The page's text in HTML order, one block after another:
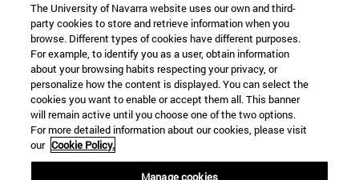
The University of Navarra website uses our own and third-
party cookies to store and retrieve information when you
browse. Different types of cookies have different purposes.
For example, to identify you as a user, obtain information
about your browsing habits respecting your privacy, or
personalize how the content is displayed. You can select the
cookies you want to enable or accept them all. This banner
will remain active until you choose one of the two options.
For more detailed information about our cookies, please visit
our Cookie Policy.
Manage cookies